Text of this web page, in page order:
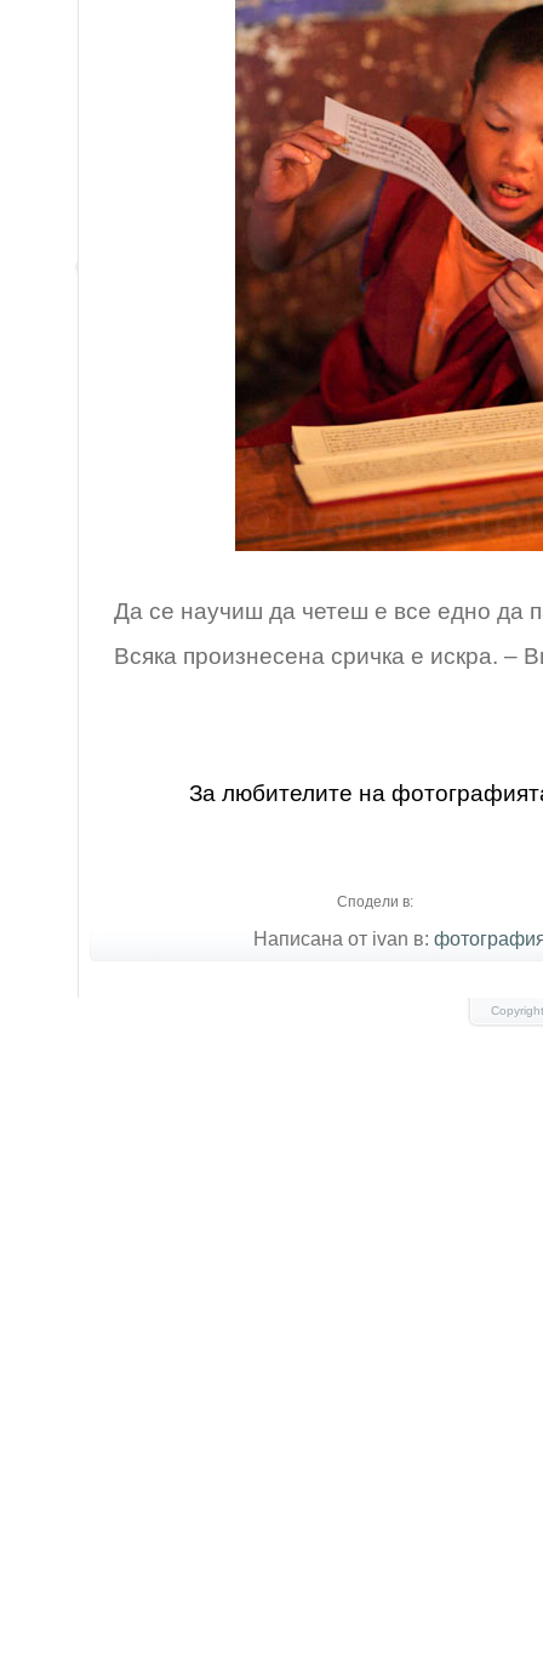
Да се научиш да четеш е все едно да
Всяка произнесена сричка е искра. –
За любителите на
Сподели в:
Написана от ivan в: